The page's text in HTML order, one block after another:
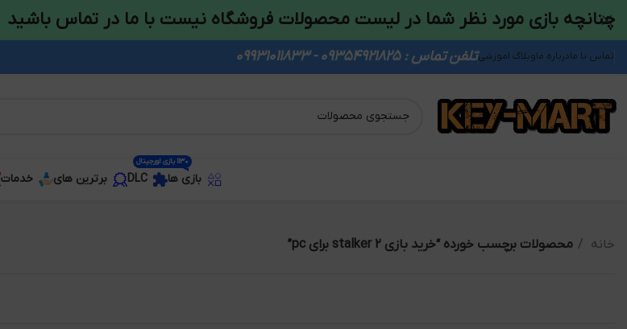
تماس با مادرباره ماوبلاگ اموزشیتلفن تماس : 09354921825 - 09931011833
بازی ها
1130 بازی اورجینال
DLC برترین های خدمات
خانه محصولات برچسب خورده “خرید بازی stalker 2 برای pc”
چنانچه بازی مورد نظر شما در لیست محصولات فروشگاه نیست با ما در تماس باشید